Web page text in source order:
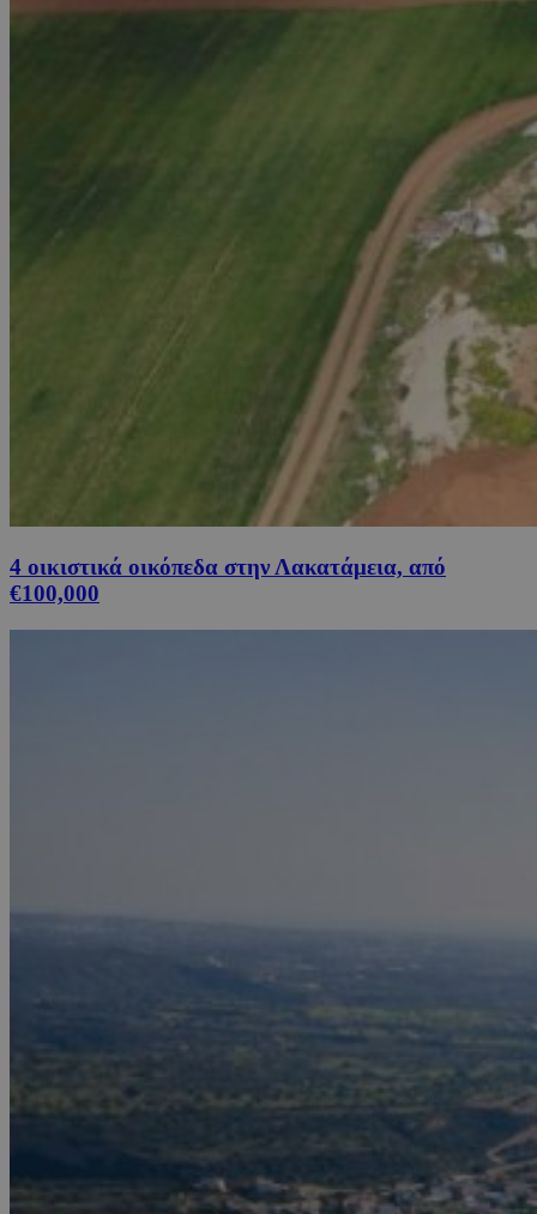
4 οικιστικά οικόπεδα στην Λακατάμεια, από
€100,000